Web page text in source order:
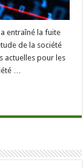
entraîné la fuite
de la société
actuelles pour les
…